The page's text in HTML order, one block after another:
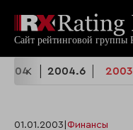
2004 2004.6 2003
01.01.2003 Финансы